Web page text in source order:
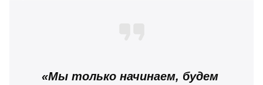
«Мы только начинаем, будем